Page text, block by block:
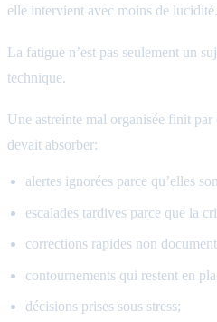
elle intervient avec moins de lucidité.
La fatigue n’est pas seulement un
technique.
Une astreinte mal organisée finit par
devait absorber:
alertes ignorées parce qu’elles
escalades tardives parce que la
corrections rapides non
contournements qui restent en
décisions prises sous stress;